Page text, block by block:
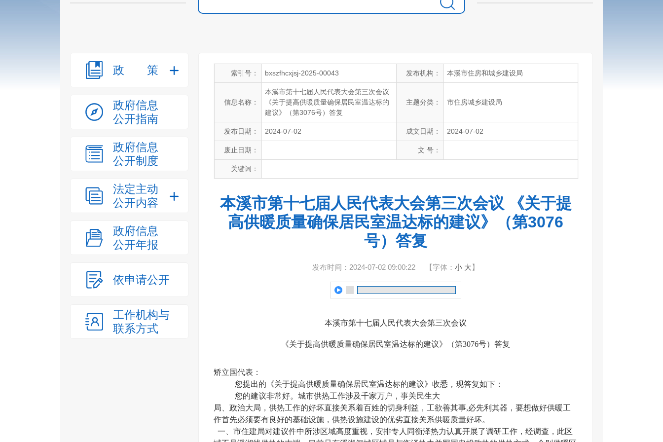
政策
政府信息
公开指南
政府信息
公开制度
法定主动
公开内容
政府信息
公开年报
依申请公开
工作机构与
联系方式
索引号： bxszfhcxjsj-2025-00043 发布机构： 本溪市住房和城乡建设局
信息名称：
本溪市第十七届人民代表大会第三次会议
《关于提高供暖质量确保居民室温达标的
建议》（第3076号）答复
主题分类： 市住房城乡建设局
发布日期： 2024-07-02 成文日期： 2024-07-02
废止日期： 文 号：
关键词：
本溪市第十七届人民代表大会第三次会议 《关于提
高供暖质量确保居民室温达标的建议》（第3076
号）答复
发布时间：2024-07-02 09:00:22 【字体： 小 大】
本溪市第十七届人民代表大会第三次会议
《关于提高供暖质量确保居民室温达标的建议》（第3076号）答复
矫立国代表：
您提出的《关于提高供暖质量确保居民室温达标的建议》收悉，现答复如下：
您的建议非常好。城市供热工作涉及千家万户，事关民生大
局、政治大局，供热工作的好坏直接关系着百姓的切身利益， 工欲善其事,必先利其器，要想做好供暖工
作首先必须要有良好的基础设施， 供热设施建设的优劣直接关系供暖质量好坏。
一、市住建局对建议件中所涉区域高度重视，安排专人同衡泽热力认真开展了调研工作，经调查，此区